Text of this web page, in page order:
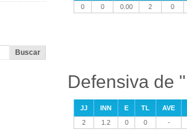
0
0 0.00 2 0
Defensiva de
JJ INN E TL
AVE
2
1.2 0 0 -